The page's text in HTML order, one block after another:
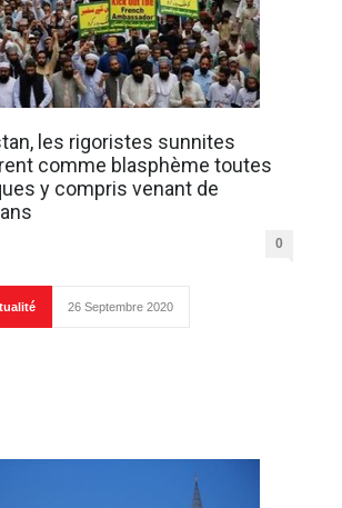
les rigoristes sunnites
comme blasphème toutes
y compris venant de
0
26 Septembre 2020